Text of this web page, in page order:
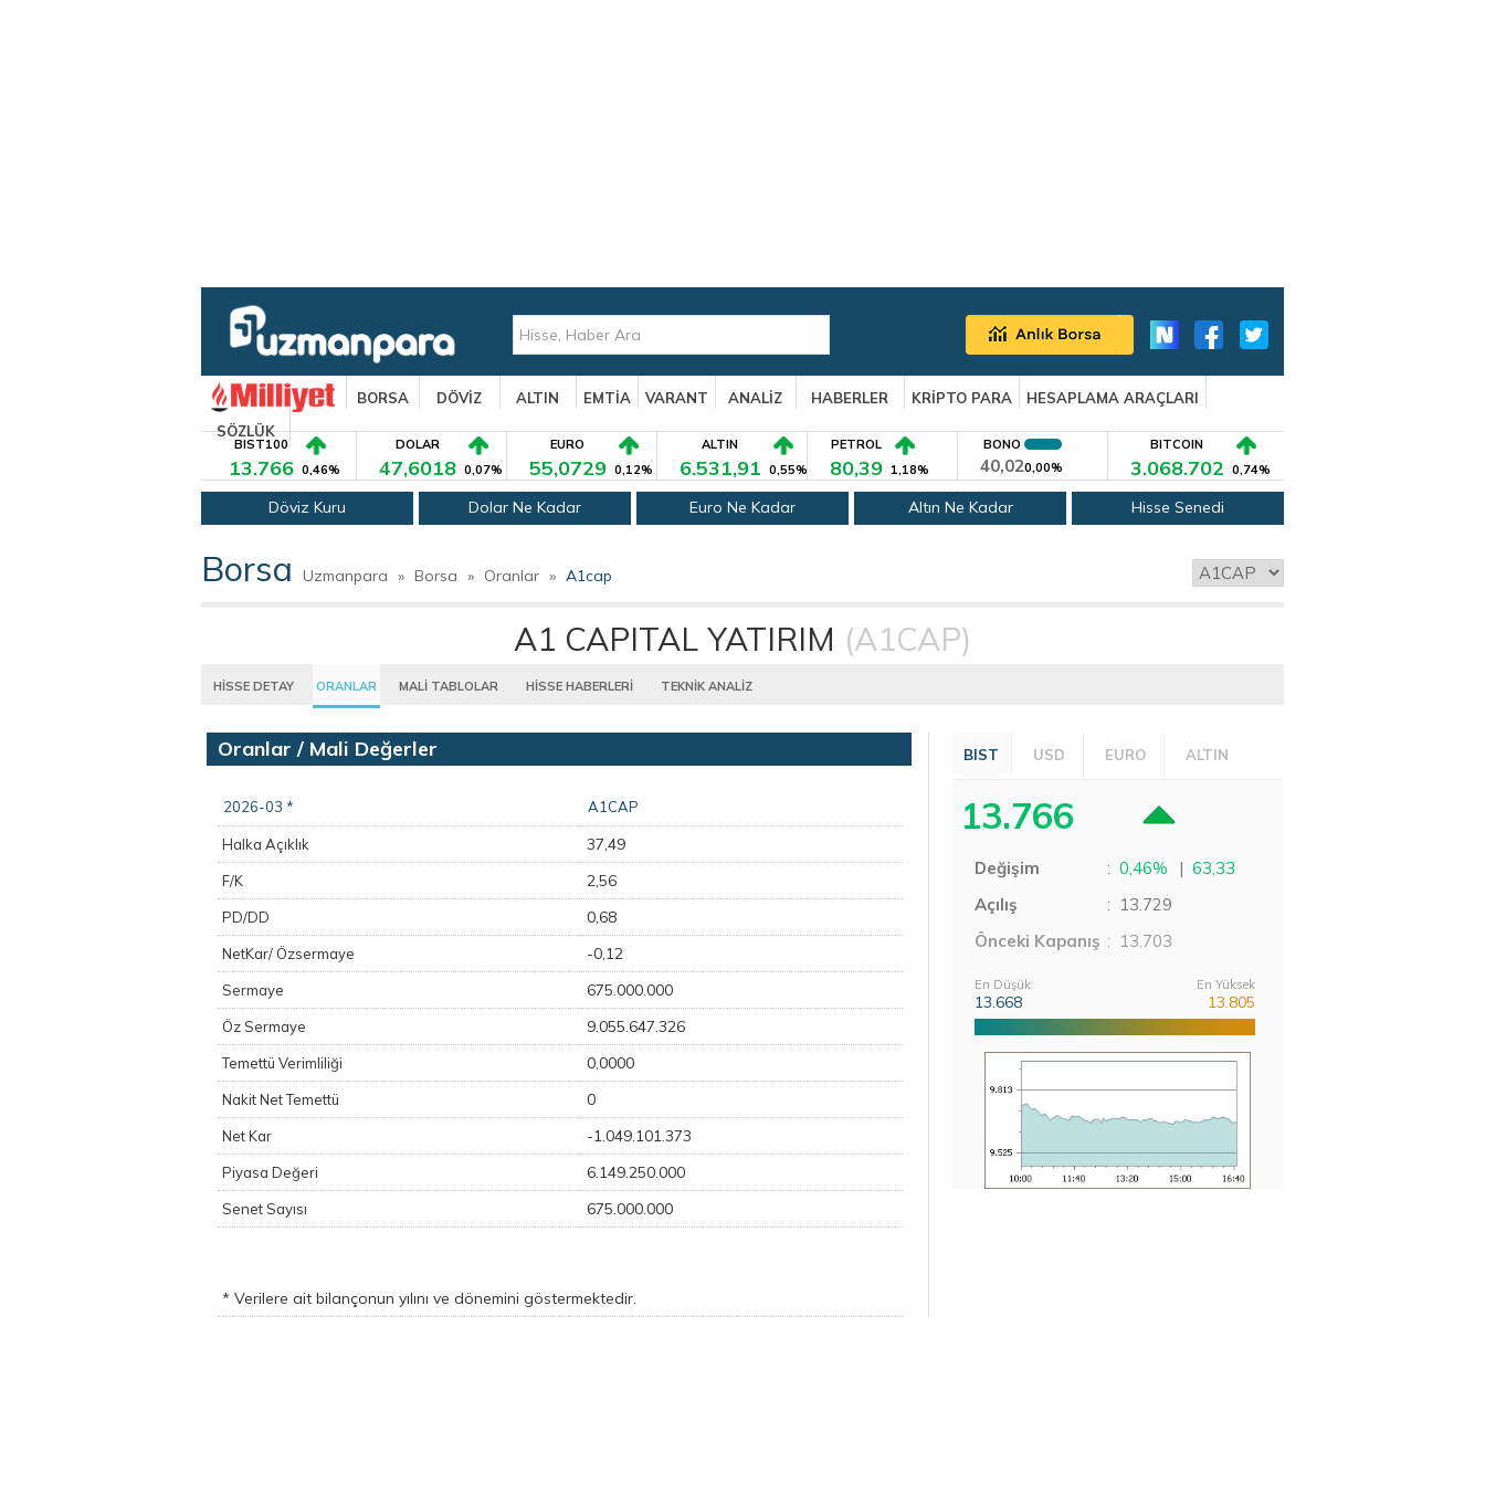
BORSA DÖVİZ ALTIN EMTİA VARANT ANALİZ HABERLER KRİPTO PARA
HESAPLAMA ARAÇLARI
SÖZLÜK
BIST100
13.766 0,46%
DOLAR
47,6018 0,07%
EURO
55,0729 0,12%
ALTIN
6.531,91 0,55%
PETROL
80,39 1,18%
BONO
40,020,00%
BITCOIN
3.068.702 0,74%
Döviz Kuru Dolar Ne Kadar Euro Ne Kadar Altın Ne Kadar Hisse Senedi
Borsa Uzmanpara » Borsa » Oranlar » A1cap
A1 CAPITAL YATIRIM (A1CAP)
HİSSE DETAY ORANLAR MALİ TABLOLAR HİSSE HABERLERİ TEKNİK ANALİZ
Oranlar / Mali Değerler
2026-03 * A1CAP
Halka Açıklık 37,49
F/K 2,56
PD/DD 0,68
NetKar/ Özsermaye -0,12
Sermaye 675.000.000
Öz Sermaye 9.055.647.326
Temettü Verimliliği 0,0000
Nakit Net Temettü 0
Net Kar -1.049.101.373
Piyasa Değeri 6.149.250.000
Senet Sayısı 675.000.000
* Verilere ait bilançonun yılını ve dönemini göstermektedir.
BIST USD EURO ALTIN
13.766
Değişim : 0,46% | 63,33
Açılış
: 13.729
Önceki Kapanış : 13.703
En Düşük
13.668
En Yüksek
13.805